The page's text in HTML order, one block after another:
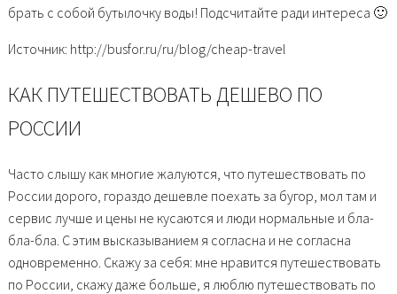
брать с собой бутылочку воды! Подсчитайте ради интереса 🙂
Источник: http://busfor.ru/ru/blog/cheap-travel
КАК ПУТЕШЕСТВОВАТЬ ДЕШЕВО ПО
РОССИИ
Часто слышу как многие жалуются, что путешествовать по
России дорого, гораздо дешевле поехать за бугор, мол там и
сервис лучше и цены не кусаются и люди нормальные и бла-
бла-бла. С этим высказыванием я согласна и не согласна
одновременно. Скажу за себя: мне нравится путешествовать
по России, скажу даже больше, я люблю путешествовать по